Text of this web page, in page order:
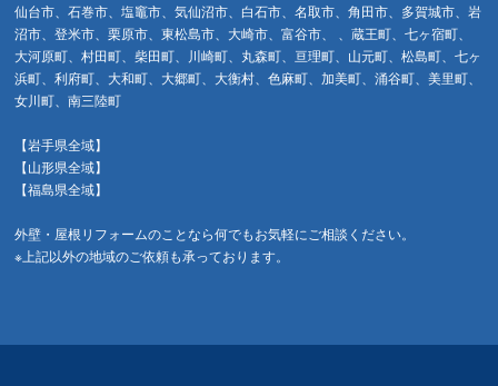
仙台市、石巻市、塩竈市、気仙沼市、白石市、名取市、角田市、多賀城市、岩
沼市、登米市、栗原市、東松島市、大崎市、富谷市、 、蔵王町、七ヶ宿町、
大河原町、村田町、柴田町、川崎町、丸森町、亘理町、山元町、松島町、七ヶ
浜町、利府町、大和町、大郷町、大衡村、色麻町、加美町、涌谷町、美里町、
女川町、南三陸町
【岩手県全域】
【山形県全域】
【福島県全域】
外壁・屋根リフォームのことなら何でもお気軽にご相談ください。
※上記以外の地域のご依頼も承っております。